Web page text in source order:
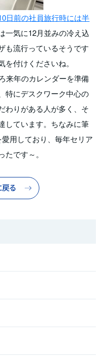
日前の社員旅行時には半
一気に12月並みの冷え込
流行っているそうです
付けくださいね。
来年のカレンダーを準備
特にデスクワーク中心の
わりがある人が多く、そ
しています。ちなみに筆
用しており、毎年セリア
です～。
る